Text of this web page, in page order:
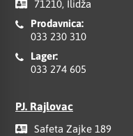
71210, Ilidža
Prodavnica:
033 230 310
Lager:
033 274 605
PJ. Rajlovac
Safeta Zajke 189